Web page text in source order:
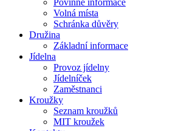
Povinné informace
Volná místa
Schránka důvěry
Družina
Základní informace
Jídelna
Provoz jídelny
Jídelníček
Zaměstnanci
Kroužky
Seznam kroužků
MIT kroužek